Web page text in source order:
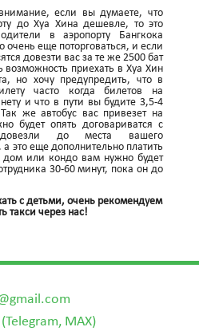
если вы думаете, что
до Хуа Хина дешевле, то это
в аэропорту Бангкока
очень еще поторговаться, и если
довезти вас за те же 2500 бат
возможность приехать в Хуа Хин
но хочу предупредить, что в
часто когда билетов на
и что в пути вы будите 3,5-4
же автобус вас привезет на
будет опять договариватся с
до места вашего
это еще дополнительно платить
или кондо вам нужно будет
30-60 минут, пока он до
с детьми, очень рекомендуем
такси через нас!
MAX)